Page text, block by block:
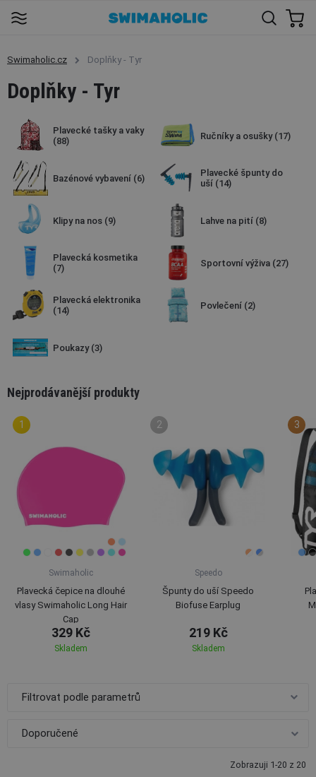
Swimaholic.cz Doplňky - Tyr
Doplňky - Tyr
Plavecké tašky a vaky
(88)
Ručníky a osušky (17)
Bazénové vybavení (6)
Plavecké špunty do
uší (14)
Klipy na nos (9) Lahve na pití (8)
Plavecká kosmetika
(7)
Sportovní výživa (27)
Plavecká elektronika
(14)
Povlečení (2)
Poukazy (3)
Nejprodávanější produkty
Swimaholic
Plavecká čepice na dlouhé
vlasy Swimaholic Long Hair
Cap
329 Kč
Skladem
Speedo
Špunty do uší Speedo
Biofuse Earplug
219 Kč
Skladem
Filtrovat podle parametrů
Zobrazuji 1-20 z 20